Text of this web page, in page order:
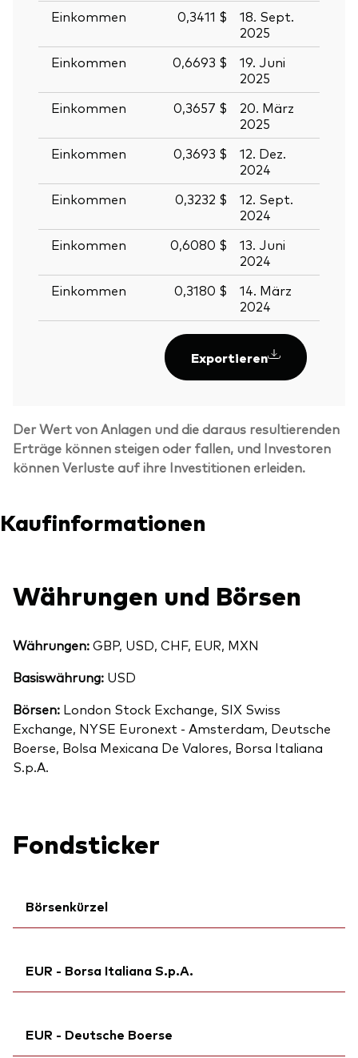
Einkommen
0,3411 $
18. Sept.
2025
Einkommen
0,6693 $
19. Juni
2025
Einkommen
0,3657 $
20. März
2025
Einkommen
0,3693 $
12. Dez.
2024
Einkommen
0,3232 $
12. Sept.
2024
Einkommen
0,6080 $
13. Juni
2024
Einkommen
0,3180 $
14. März
2024
Exportieren
Der Wert von Anlagen und die daraus resultierenden
Erträge können steigen oder fallen, und Investoren
können Verluste auf ihre Investitionen erleiden.
Kaufinformationen
Währungen und Börsen
Währungen:GBP, USD, CHF, EUR, MXN
Basiswährung: USD
Börsen: London Stock Exchange, SIX Swiss
Exchange, NYSE Euronext - Amsterdam, Deutsche
Boerse, Bolsa Mexicana De Valores, Borsa Italiana
S.p.A.
Fondsticker
Börsenkürzel
Bloomberg:VGVE GY
ISIN:
IE00BKX55T58
MEX ID:VIAAHT
EUR - Borsa Italiana S.p.A.
Börsenticker:VEVE
EUR - Deutsche Boerse